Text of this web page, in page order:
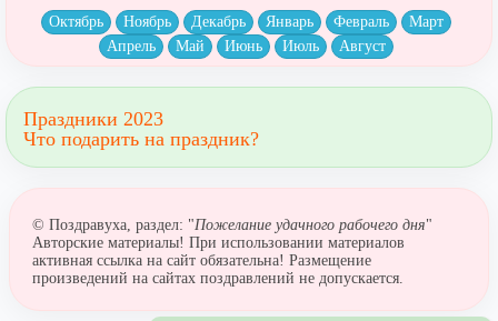
Октябрь Ноябрь Декабрь Январь Февраль
Март
Апрель
Май Июнь Июль Август
Праздники 2023
Что подарить на праздник?
© Поздравуха, раздел: "Пожелание удачного рабочего дня"
Авторские материалы! При использовании материалов
активная ссылка на сайт обязательна! Размещение
произведений на сайтах поздравлений не допускается.